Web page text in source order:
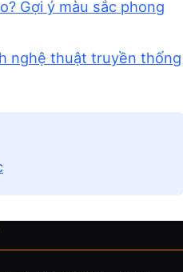
Gợi ý màu sắc phong
nghệ thuật truyền thống